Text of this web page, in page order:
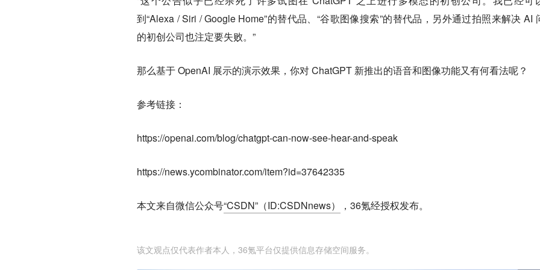
到“Alexa / Siri / Google Home”的替代品、“谷歌图像搜索”的替代品，另外通过拍照来解决 AI
的初创公司也注定要失败。”
那么基于 OpenAI 展示的演示效果，你对 ChatGPT 新推出的语音和图像功能又有何看法呢？
参考链接：
https://openai.com/blog/chatgpt-can-now-see-hear-and-speak
https://news.ycombinator.com/item?id=37642335
本文来自微信公众号“CSDN”（ID:CSDNnews） ，36氪经授权发布。
该文观点仅代表作者本人，36氪平台仅提供信息存储空间服务。